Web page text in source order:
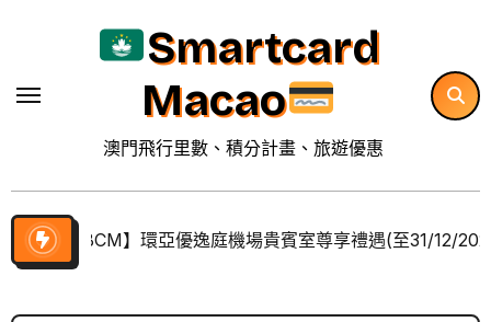
Smartcard
Macao
澳門飛行里數、積分計畫、旅遊優惠
【BCM】環亞優逸庭機場貴賓室尊享禮遇(至31/12/